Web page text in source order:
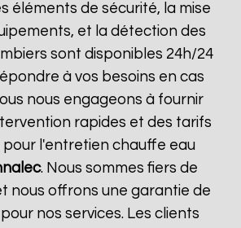
éléments de sécurité, la mise
et la détection des
sont disponibles 24h/24
à vos besoins en cas
nous engageons à fournir
rapides et des tarifs
l'entretien chauffe eau
. Nous sommes fiers de
nous offrons une garantie de
nos services. Les clients